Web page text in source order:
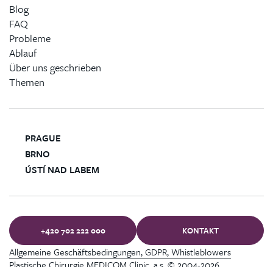
Blog
FAQ
Probleme
Ablauf
Über uns geschrieben
Themen
PRAGUE
BRNO
ÚSTÍ NAD LABEM
+420 702 222 000 KONTAKT
Allgemeine Geschäftsbedingungen, GDPR, Whistleblowers